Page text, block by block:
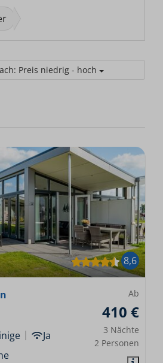
Preis niedrig - hoch
8,6
Ab
410 €
3 Nächte
2 Personen
Ja